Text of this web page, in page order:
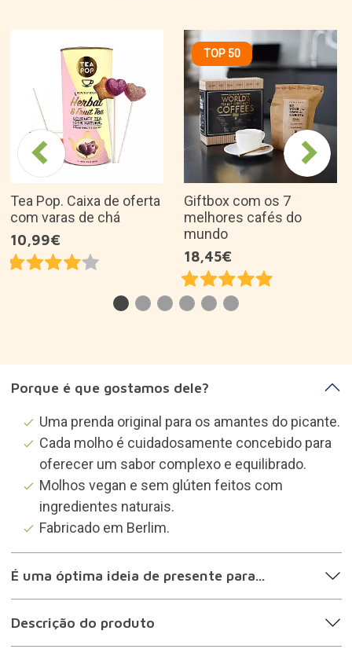
Tea Pop. Caixa de oferta
com varas de chá
10,99€
TOP 50
Giftbox com os 7
melhores cafés do
mundo
18,45€
Porque é que gostamos dele?
Uma prenda original para os amantes do picante.
Cada molho é cuidadosamente concebido para
oferecer um sabor complexo e equilibrado.
Molhos vegan e sem glúten feitos com
ingredientes naturais.
Fabricado em Berlim.
É uma óptima ideia de presente para...
Descrição do produto